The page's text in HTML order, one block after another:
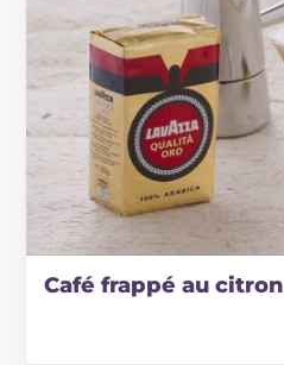
Café frappé au citron